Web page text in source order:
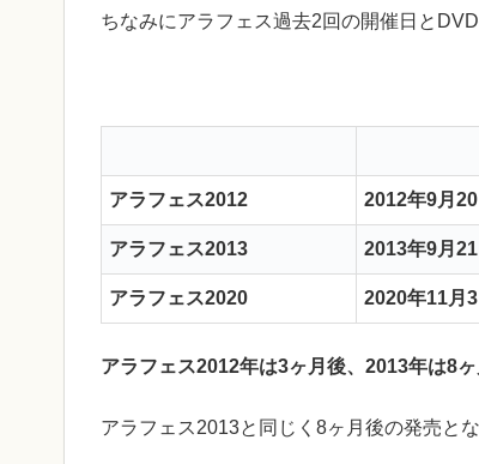
ちなみにアラフェス過去2回の開催日と
アラフェス2012 2012年9月
アラフェス2013 2013年9月
アラフェス2020 2020年11月3
アラフェス2012年は3ヶ月後、2013年は8
アラフェス2013と同じく8ヶ月後の発売とな